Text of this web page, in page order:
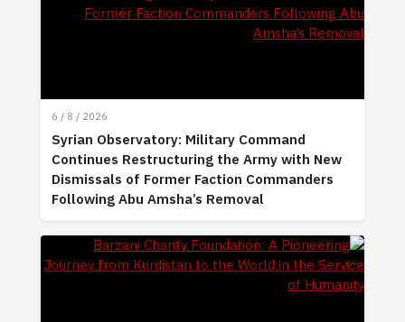
6 / 8 / 2026
Syrian Observatory: Military Command
Continues Restructuring the Army with New
Dismissals of Former Faction Commanders
Following Abu Amsha’s Removal